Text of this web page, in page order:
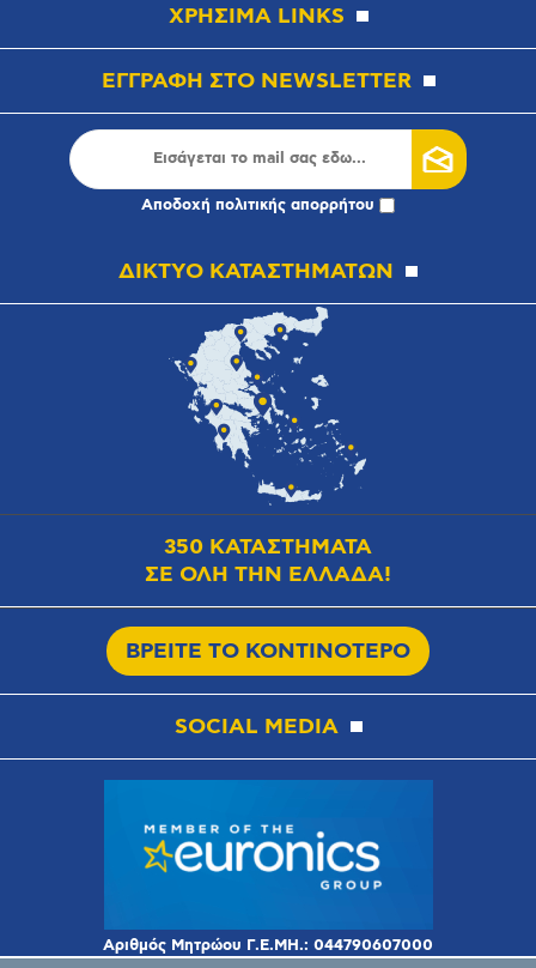
ΧΡΗΣΙΜΑ LINKS
ΕΓΓΡΑΦΗ ΣΤΟ NEWSLETTER
Αποδοχή πολιτικής απορρήτου
ΔΙΚΤΥΟ ΚΑΤΑΣΤΗΜΑΤΩΝ
350 ΚΑΤΑΣΤΗΜΑΤΑ
ΣΕ ΟΛΗ ΤΗΝ ΕΛΛΑΔΑ!
ΒΡΕΙΤΕ ΤΟ ΚΟΝΤΙΝΟΤΕΡΟ
SOCIAL MEDIA